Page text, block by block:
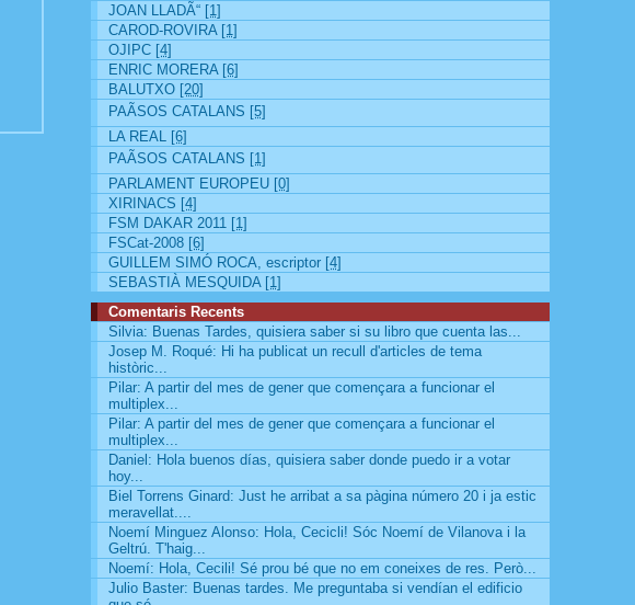
JOAN LLADÃ“ [1]
CAROD-ROVIRA [1]
OJIPC [4]
ENRIC MORERA [6]
BALUTXO [20]
PAÃSOS CATALANS [5]
LA REAL [6]
PAÃSOS CATALANS [1]
PARLAMENT EUROPEU [0]
XIRINACS [4]
FSM DAKAR 2011 [1]
FSCat-2008 [6]
GUILLEM SIMÓ ROCA, escriptor [4]
SEBASTIÀ MESQUIDA [1]
Comentaris Recents
Silvia: Buenas Tardes, quisiera saber si su libro que cuenta las...
Josep M. Roqué: Hi ha publicat un recull d'articles de tema
històric...
Pilar: A partir del mes de gener que començara a funcionar el
multiplex...
Pilar: A partir del mes de gener que començara a funcionar el
multiplex...
Daniel: Hola buenos días, quisiera saber donde puedo ir a votar
hoy...
Biel Torrens Ginard: Just he arribat a sa pàgina número 20 i ja estic
meravellat....
Noemí Minguez Alonso: Hola, Cecicli! Sóc Noemí de Vilanova i la
Geltrú. T'haig...
Noemí: Hola, Cecili! Sé prou bé que no em coneixes de res. Però...
Julio Baster: Buenas tardes. Me preguntaba si vendían el edificio